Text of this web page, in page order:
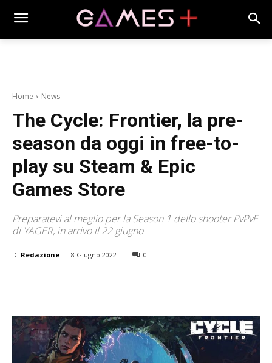
Home News
The Cycle: Frontier, la pre-
season da oggi in free-to-
play su Steam & Epic
Games Store
Preparatevi al meglio per la Season 1 dello shooter PvPvE
di YAGER, in arrivo il 22 giugno
Di Redazione - 8 Giugno 2022 0